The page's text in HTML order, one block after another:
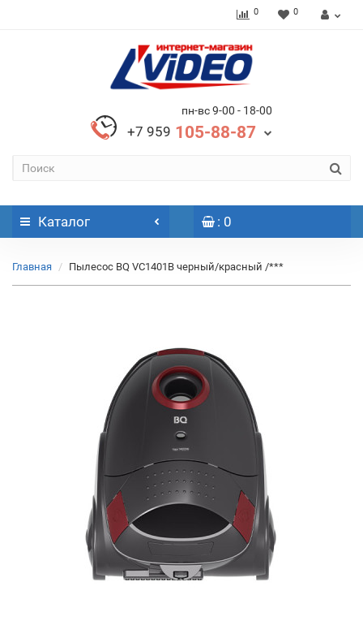
0 0
пн-вс 9-00 - 18-00
+7 959 105-88-87
Каталог : 0
Главная Пылесос BQ VC1401B черный/красный /***